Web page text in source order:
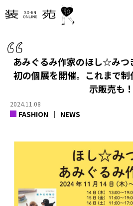
あみぐるみ作家のほし☆みつ
初の個展を開催。これまで
示販売も！
2024.11.08
FASHION NEWS